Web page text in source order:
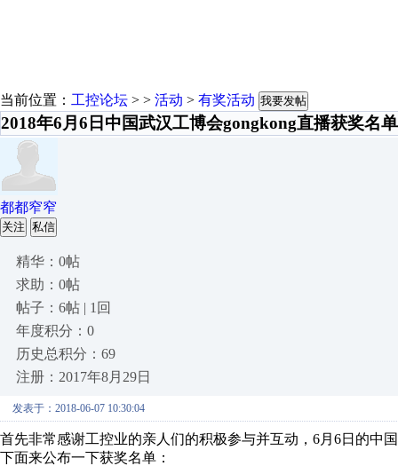
当前位置： 工控论坛 > > 活动 > 有奖活动 我要发帖
2018年6月6日中国武汉工博会gongkong直播获奖名单
都都窄窄
关注 私信
精华：0帖
求助：0帖
帖子：6帖 | 1回
年度积分：0
历史总积分：69
注册：2017年8月29日
发表于：2018-06-07 10:30:04
首先非常感谢工控业的亲人们的积极参与并互动，6月6日的中
下面来公布一下获奖名单：